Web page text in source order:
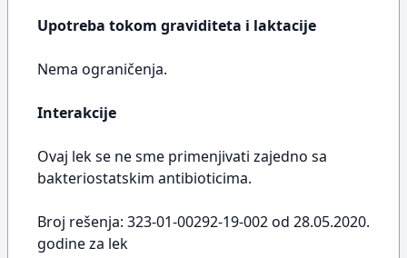
Upotreba tokom graviditeta i laktacije
Nema ograničenja.
Interakcije
Ovaj lek se ne sme primenjivati zajedno sa
bakteriostatskim antibioticima.
Broj rešenja: 323-01-00292-19-002 od 28.05.2020.
godine za lek